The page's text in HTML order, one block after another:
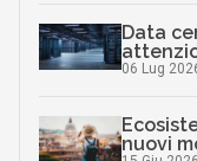
Data
06 Lug
nuovi